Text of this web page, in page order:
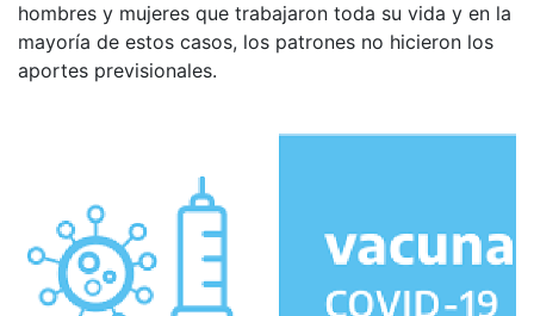
hombres y mujeres que trabajaron toda su vida y en la
mayoría de estos casos, los patrones no hicieron los
aportes previsionales.